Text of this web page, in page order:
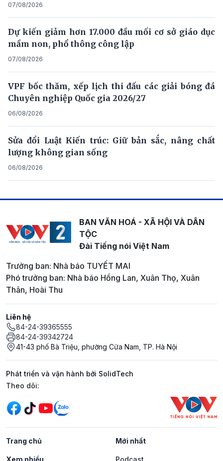
07/08/2026
Dự kiến giảm hơn 17.000 đầu mối cơ sở giáo dục
mầm non, phổ thông công lập
07/08/2026
VPF bốc thăm, xếp lịch thi đấu các giải bóng đá
Chuyên nghiệp Quốc gia 2026/27
06/08/2026
Sửa đổi Luật Kiến trúc: Giữ bản sắc, nâng chất
lượng không gian sống
06/08/2026
BAN VĂN HOÁ - XÃ HỘI VÀ DÂN
TỘC
Đài Tiếng nói Việt Nam
Trưởng ban: Nhà báo TUYẾT MAI
Phó trưởng ban: Nhà báo Hồng Lan, Xuân Thọ, Xuân
Thân, Hoài Thu
Liên hệ
84-24-39365555
84-24-39342724
41-43 phố Bà Triệu, phường Cửa Nam, TP. Hà Nội
Phát triển và vận hành bởi SolidTech
Mạng xã hội
Theo dõi:
Trang chủ Mới nhất